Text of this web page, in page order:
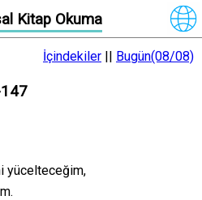
Kitap Okuma
İçindekiler || Bugün(08/08)
yücelteceğim,